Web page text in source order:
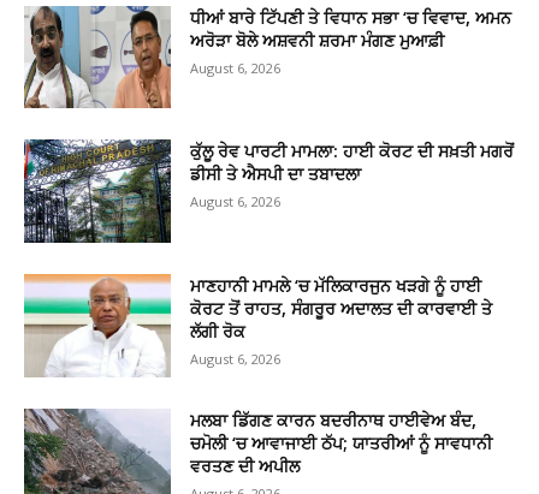
ਧੀਆਂ ਬਾਰੇ ਟਿੱਪਣੀ ਤੇ ਵਿਧਾਨ ਸਭਾ ‘ਚ ਵਿਵਾਦ, ਅਮਨ
ਅਰੋੜਾ ਬੋਲੇ ਅਸ਼ਵਨੀ ਸ਼ਰਮਾ ਮੰਗਣ ਮੁਆਫ਼ੀ
August 6, 2026
ਕੁੱਲੂ ਰੇਵ ਪਾਰਟੀ ਮਾਮਲਾ: ਹਾਈ ਕੋਰਟ ਦੀ ਸਖ਼ਤੀ ਮਗਰੋਂ
ਡੀਸੀ ਤੇ ਐਸਪੀ ਦਾ ਤਬਾਦਲਾ
August 6, 2026
ਮਾਣਹਾਨੀ ਮਾਮਲੇ ‘ਚ ਮੱਲਿਕਾਰਜੁਨ ਖੜਗੇ ਨੂੰ ਹਾਈ
ਕੋਰਟ ਤੋਂ ਰਾਹਤ, ਸੰਗਰੂਰ ਅਦਾਲਤ ਦੀ ਕਾਰਵਾਈ ਤੇ
ਲੱਗੀ ਰੋਕ
August 6, 2026
ਮਲਬਾ ਡਿੱਗਣ ਕਾਰਨ ਬਦਰੀਨਾਥ ਹਾਈਵੇਅ ਬੰਦ,
ਚਮੋਲੀ ‘ਚ ਆਵਾਜਾਈ ਠੱਪ; ਯਾਤਰੀਆਂ ਨੂੰ ਸਾਵਧਾਨੀ
ਵਰਤਣ ਦੀ ਅਪੀਲ